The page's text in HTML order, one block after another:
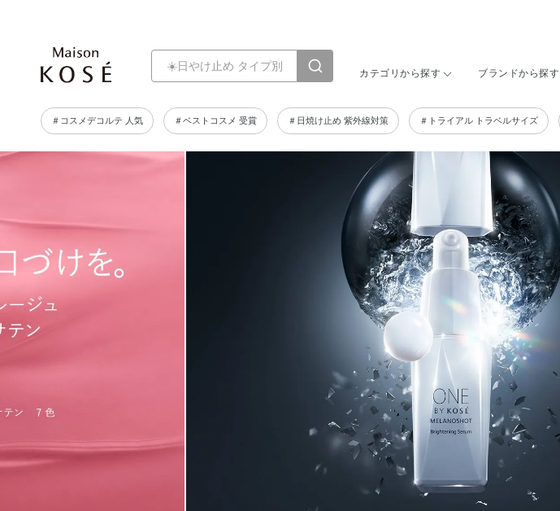
カテゴリから探す ブランドから探す
＃コスメデコルテ 人気 ＃ベストコスメ 受賞 ＃日焼け止め 紫外線対策 ＃トライアル トラベルサイズ